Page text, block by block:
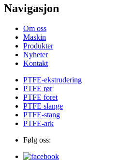
Navigasjon
Om oss
Maskin
Produkter
Nyheter
Kontakt
PTFE-ekstrudering
PTFE rør
PTFE foret
PTFE slange
PTFE-stang
PTFE-ark
Følg oss: